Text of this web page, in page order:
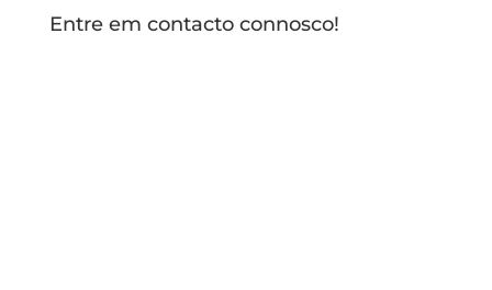
Entre em contacto connosco!